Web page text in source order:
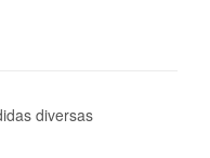
diversas